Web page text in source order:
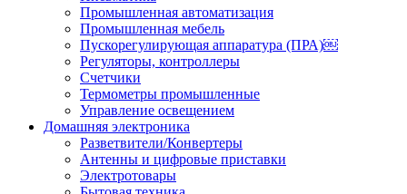
Промышленная автоматизация
Промышленная мебель
Пускорегулирующая аппаратура (ПРА)￼
Регуляторы, контроллеры
Счетчики
Термометры промышленные
Управление освещением
Домашняя электроника
Разветвители/Конвертеры
Антенны и цифровые приставки
Электротовары